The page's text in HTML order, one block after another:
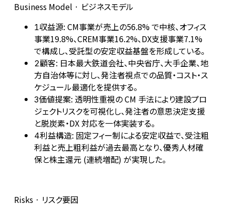
Business Model · ビジネスモデル
1収益源: CM事業が売上の56.8% で中核、オフィス
事業19.8%、CREM事業16.2%、DX支援事業7.1%
で構成し、受託型の安定収益基盤を形成している。
2顧客: 日本最大鉄道会社、中央省庁、大手企業、地
方自治体等に対し、発注者視点での品質・コスト・ス
ケジュール最適化を提供する。
3価値提案: 透明性重視の CM 手法により建設プロ
ジェクトリスクを可視化し、発注者の意思決定支援
と脱炭素・DX 対応を一体実装する。
4利益構造: 固定フィー制による安定収益で、受注粗
利益と売上粗利益が過去最高となり、優秀人材確
保と株主還元 (連続増配) が実現した。
Risks · リスク要因